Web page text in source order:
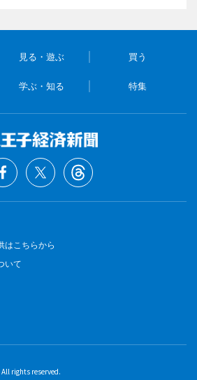
見る・遊ぶ 買う
学ぶ・知る 特集
はこちらから
いて
rights reserved.